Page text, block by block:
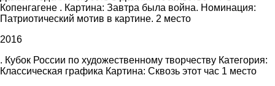
Копенгагене . Картина: Завтра была война. Номинация:
Патриотический мотив в картине. 2 место
2016
. Кубок России по художественному творчеству Категория:
Классическая графика Картина: Сквозь этот час 1 место